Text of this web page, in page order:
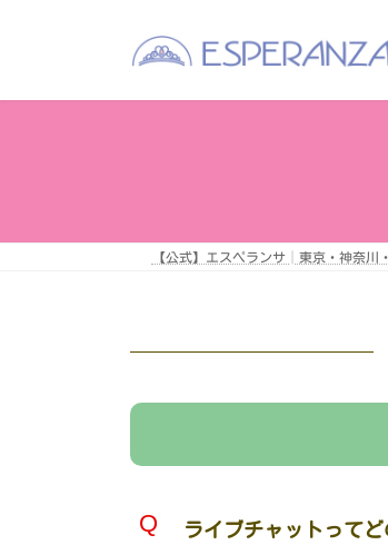
へ
ョ
【公式】エスペランサ│東京・神奈川
ライブチャットって